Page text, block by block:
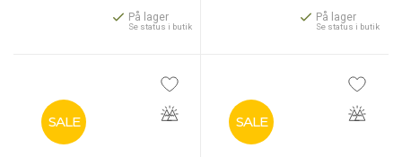
På lager
Se status i butik
På lager
Se status i butik
SALE SALE